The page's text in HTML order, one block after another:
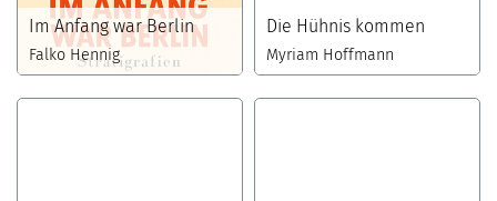
Im Anfang war Berlin
Falko Hennig
Die Hühnis kommen
Myriam Hoffmann